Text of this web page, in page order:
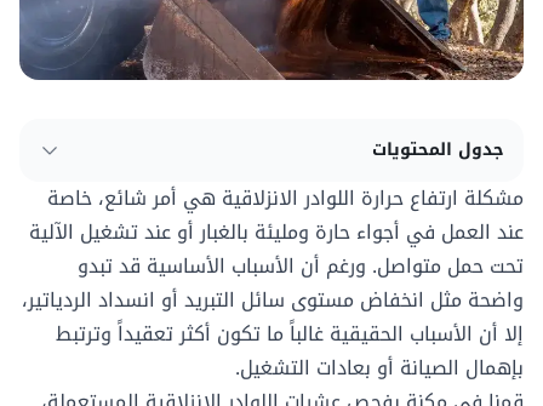
جدول المحتويات
مشكلة ارتفاع حرارة اللوادر الانزلاقية هي أمر شائع، خاصة
عند العمل في أجواء حارة ومليئة بالغبار أو عند تشغيل الآلية
تحت حمل متواصل. ورغم أن الأسباب الأساسية قد تبدو
واضحة مثل انخفاض مستوى سائل التبريد أو انسداد الردياتير،
إلا أن الأسباب الحقيقية غالباً ما تكون أكثر تعقيداً وترتبط
بإهمال الصيانة أو بعادات التشغيل.